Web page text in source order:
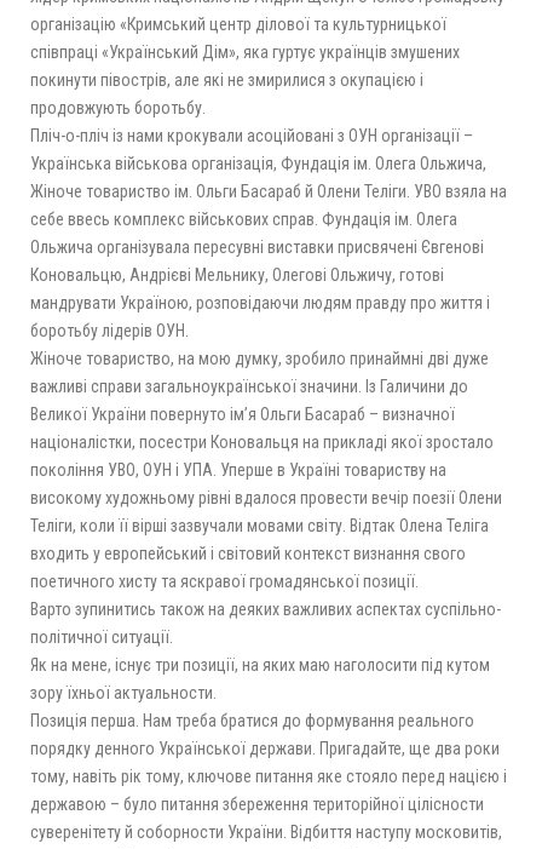
організацію «Кримський центр ділової та культурницької
співпраці «Український Дім», яка гуртує українців змушених
покинути півострів, але які не змирилися з окупацією і
продовжують боротьбу.
Пліч-о-пліч із нами крокували асоційовані з ОУН організації –
Українська військова організація, Фундація ім. Олега Ольжича,
Жіноче товариство ім. Ольги Басараб й Олени Теліги. УВО взяла на
себе ввесь комплекс військових справ. Фундація ім. Олега
Ольжича організувала пересувні виставки присвячені Євгенові
Коновальцю, Андрієві Мельнику, Олегові Ольжичу, готові
мандрувати Україною, розповідаючи людям правду про життя і
боротьбу лідерів ОУН.
Жіноче товариство, на мою думку, зробило принаймні дві дуже
важливі справи загальноукраїнської значини. Із Галичини до
Великої України повернуто ім’я Ольги Басараб – визначної
націоналістки, посестри Коновальця на прикладі якої зростало
покоління УВО, ОУН і УПА. Уперше в Україні товариству на
високому художньому рівні вдалося провести вечір поезії Олени
Теліги, коли її вірші зазвучали мовами світу. Відтак Олена Теліга
входить у европейський і світовий контекст визнання свого
поетичного хисту та яскравої громадянської позиції.
Варто зупинитись також на деяких важливих аспектах суспільно-
політичної ситуації.
Як на мене, існує три позиції, на яких маю наголосити під кутом
зору їхньої актуальности.
Позиція перша. Нам треба братися до формування реального
порядку денного Української держави. Пригадайте, ще два роки
тому, навіть рік тому, ключове питання яке стояло перед нацією і
державою – було питання збереження територійної цілісности
суверенітету й соборности України. Відбиття наступу московитів,